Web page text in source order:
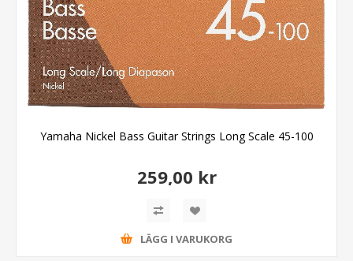
Yamaha Nickel Bass Guitar Strings Long Scale 45-100
259,00 kr
LÄGG I VARUKORG